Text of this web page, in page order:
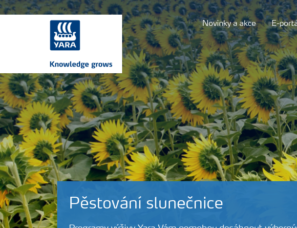
Novinky a akce E-
Pěstování slunečnice